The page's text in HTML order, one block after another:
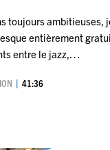
toujours ambitieuses,
entièrement
entre le jazz,…
41:36